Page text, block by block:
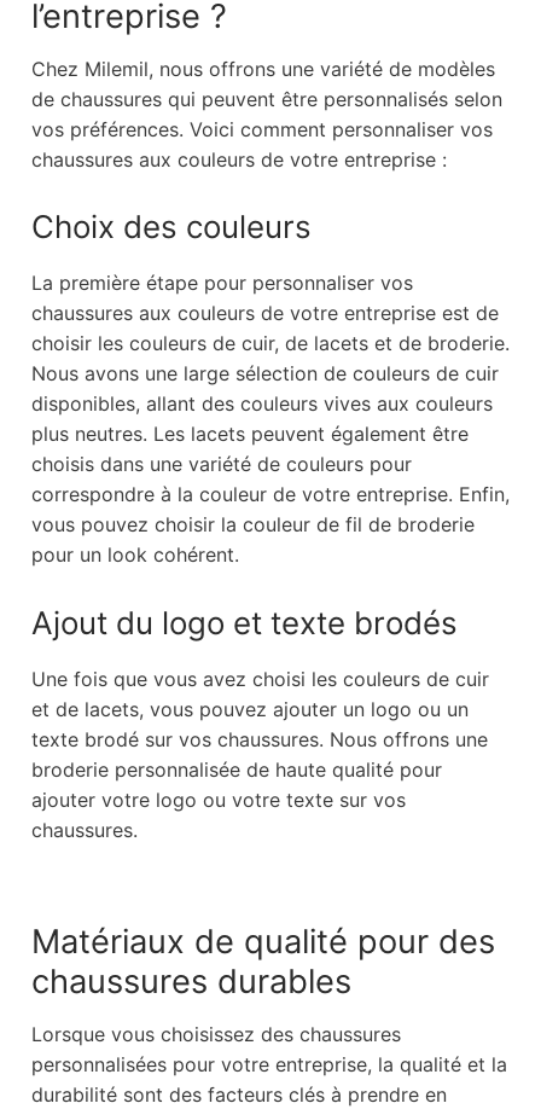
l’entreprise ?
Chez Milemil, nous offrons une variété de modèles
de chaussures qui peuvent être personnalisés selon
vos préférences. Voici comment personnaliser vos
chaussures aux couleurs de votre entreprise :
Choix des couleurs
La première étape pour personnaliser vos
chaussures aux couleurs de votre entreprise est de
choisir les couleurs de cuir, de lacets et de broderie.
Nous avons une large sélection de couleurs de cuir
disponibles, allant des couleurs vives aux couleurs
plus neutres. Les lacets peuvent également être
choisis dans une variété de couleurs pour
correspondre à la couleur de votre entreprise. Enfin,
vous pouvez choisir la couleur de fil de broderie
pour un look cohérent.
Ajout du logo et texte brodés
Une fois que vous avez choisi les couleurs de cuir
et de lacets, vous pouvez ajouter un logo ou un
texte brodé sur vos chaussures. Nous offrons une
broderie personnalisée de haute qualité pour
ajouter votre logo ou votre texte sur vos
chaussures.
Matériaux de qualité pour des
chaussures durables
Lorsque vous choisissez des chaussures
personnalisées pour votre entreprise, la qualité et la
durabilité sont des facteurs clés à prendre en